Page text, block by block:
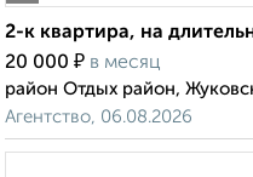
2-к квартира, на
20 000 ₽ в месяц
район Отдых район,
Агентство, 06.08.2026